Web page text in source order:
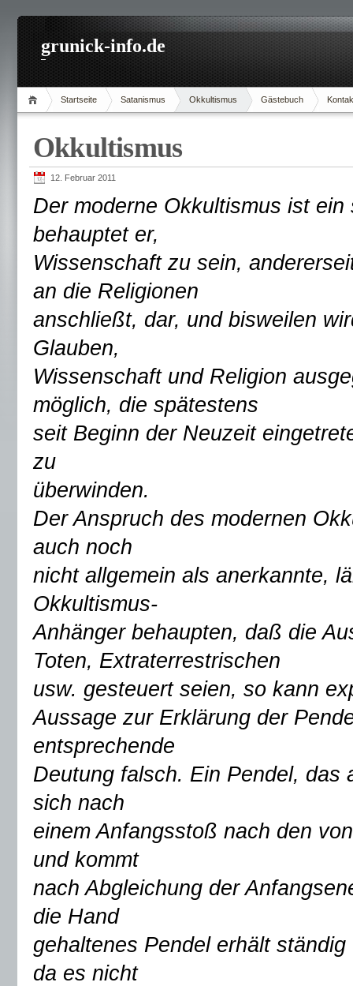
grunick-info.de
Startseite Satanismus Okkultismus Gästebuch
Okkultismus
12. Februar 2011
Der moderne Okkultismus ist
behauptet er,
Wissenschaft zu sein,
an die Religionen
anschließt, dar, und bisweilen
Glauben,
Wissenschaft und Religion
möglich, die spätestens
seit Beginn der Neuzeit
zu
überwinden.
Der Anspruch des modernen
auch noch
nicht allgemein als anerkannte,
Okkultismus-
Anhänger behaupten, daß die
Toten, Extraterrestrischen
usw. gesteuert seien, so kann
Aussage zur Erklärung der
entsprechende
Deutung falsch. Ein Pendel, das
sich nach
einem Anfangsstoß nach den
und kommt
nach Abgleichung der
die Hand
gehaltenes Pendel erhält
da es nicht